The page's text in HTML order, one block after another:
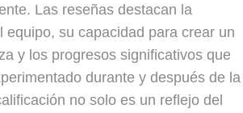
Las reseñas destacan la
equipo, su capacidad para crear un
y los progresos significativos que
durante y después de la
no solo es un reflejo del